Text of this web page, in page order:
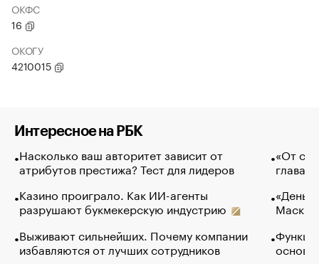
ОКФС
16
ОКОГУ
4210015
Интересное на РБК
Насколько ваш авторитет зависит от
атрибутов престижа? Тест для лидеров
Казино проиграло. Как ИИ-агенты
разрушают букмекерскую индустрию
Выживают сильнейших. Почему компании
избавляются от лучших сотрудников
«От
глава
Маск в
основ